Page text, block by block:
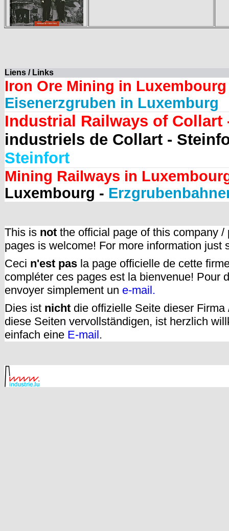
Liens / Links
Iron Ore Mining in Luxembourg
Eisenerzgruben in Luxemburg
Industrial Railways of Collart
industriels de Collart -
Steinfort
Mining Railways in
Luxembourg -
This is not the official page of this company
pages is welcome! For more information just
Ceci n'est pas la page officielle de cette
compléter ces pages est la bienvenue! Pour
envoyer simplement un e-mail.
Dies ist nicht die offizielle Seite dieser
diese Seiten vervollständigen, ist herzlich
einfach eine E-mail.